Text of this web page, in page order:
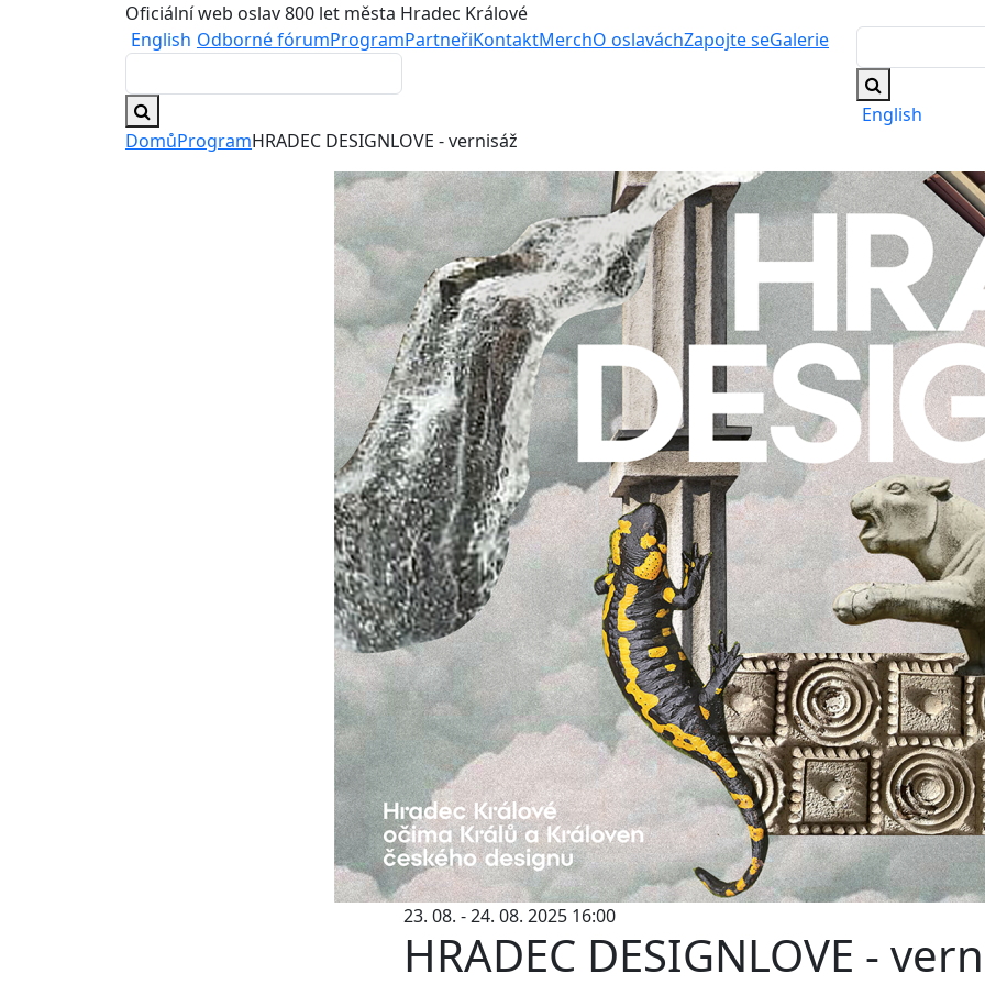
Oficiální web oslav 800 let města Hradec Králové
English Odborné fórumProgramPartneřiKontaktMerchO oslaváchZapojte seGalerie
English
DomůProgramHRADEC DESIGNLOVE - vernisáž
23. 08. - 24. 08. 2025 16:00
HRADEC DESIGNLOVE -